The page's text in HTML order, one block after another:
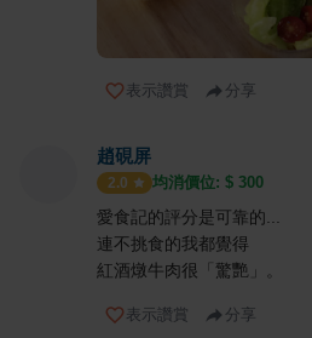
表示讚賞 分享
趙硯屏
2.0 均消價位: $ 300
愛食記的評分是可靠的...
連不挑食的我都覺得
紅酒燉牛肉很「驚艷」。
表示讚賞 分享